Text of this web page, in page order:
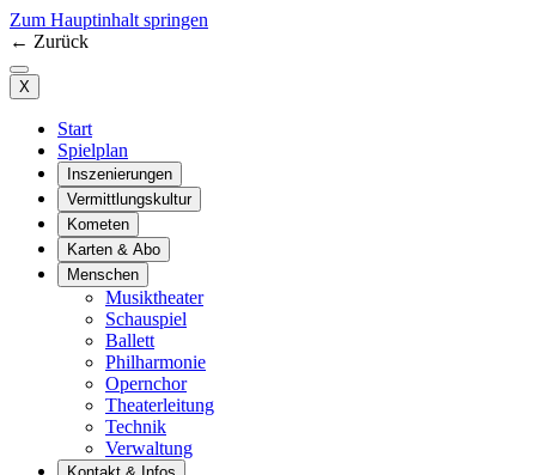
Zum Hauptinhalt springen
← Zurück
X
Start
Spielplan
Inszenierungen
Vermittlungskultur
Kometen
Karten & Abo
Menschen
Musiktheater
Schauspiel
Ballett
Philharmonie
Opernchor
Theaterleitung
Technik
Verwaltung